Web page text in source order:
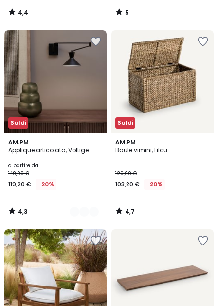
4,4
/
5
/
Saldi
AM.PM
Applique articolata, Voltige
a partire da
149,00 €
119,20 € -20%
4,3
/ 5
2
Colori
4,3
/
Saldi
AM.PM
Baule vimini, Lilou
129,00 €
103,20 € -20%
4,7
/ 5
4,7
/